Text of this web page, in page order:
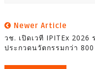
Newer Article
วช. เปิดเวที IPITEx
ประกวดนวัตกรรมกว่า